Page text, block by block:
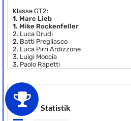
Klasse GT2:
1. Marc Lieb
1. Mike Rockenfeller
2. Luca Drudi
2. Batti Pregliasco
2. Luca Pirri Ardizzone
3. Luigi Moccia
3. Paolo Rapetti
Statistik